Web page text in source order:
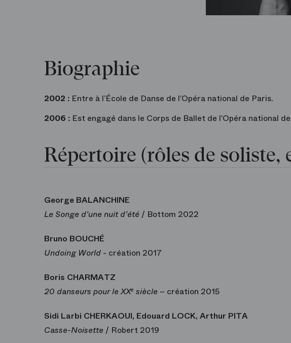
Biographie
2002 : Entre à l’École de Danse de l’Opéra national de Paris.
2006 : Est engagé dans le Corps de Ballet de l’Opéra national
Répertoire (rôles de
George BALANCHINE
Le Songe d’une nuit d’été / Bottom 2022
Bruno BOUCHÉ
Undoing World - création 2017
Boris CHARMATZ
20 danseurs pour le XXe siècle – création 2015
Sidi Larbi CHERKAOUI, Edouard LOCK, Arthur PITA
Casse-Noisette / Robert 2019